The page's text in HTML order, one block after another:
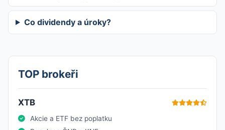
Co dividendy a úroky?
TOP brokeři
XTB
Akcie a ETF bez poplatku